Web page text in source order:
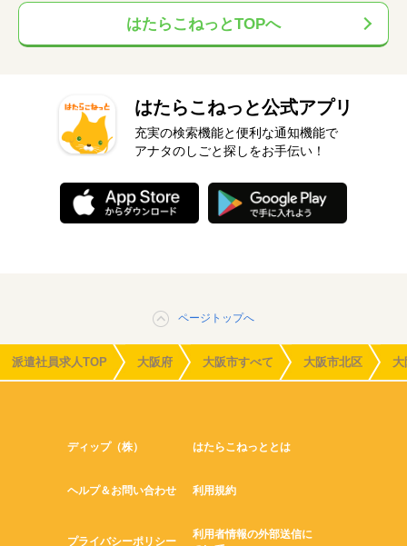
はたらこねっとTOPへ
はたらこねっと公式アプリ
充実の検索機能と便利な通知機能で
アナタのしごと探しをお手伝い！
ページトップへ
派遣社員求人TOP 大阪府 大阪市すべて 大阪市北区
ディップ（株） はたらこねっととは
ヘルプ＆お問い合わせ 利用規約
プライバシーポリシー
利用者情報の外部送信に